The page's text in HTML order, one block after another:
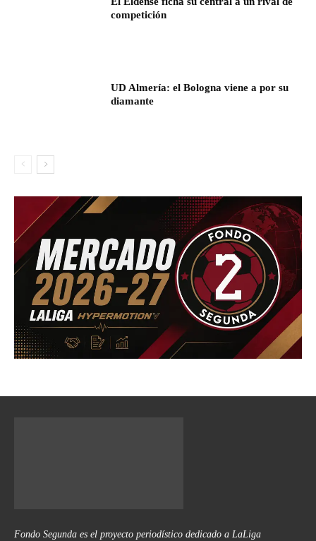
competición
UD Almería: el Bologna viene a por su
diamante
Fondo Segunda es el proyecto periodístico dedicado a LaLiga